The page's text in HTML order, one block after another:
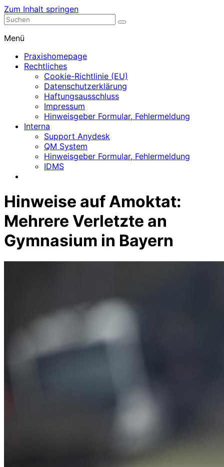
Zum Inhalt springen
Nephrologische Praxis mit Dialyse
Menü
Praxishomepage
Rechtliches
Cookie-Richtlinie (EU)
Datenschutzerklärung
Haftungsausschluss
Impressum
Hinweisgeber Formular, Fehlermeldung
Interna
Support Anydesk
QM System
Hinweisgeber Formular, Fehlermeldung
IDMS
Hinweise auf Amoktat:
Mehrere Verletzte an
Gymnasium in Bayern